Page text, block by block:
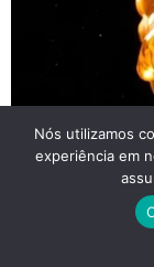
Nós utilizamos
experiência em